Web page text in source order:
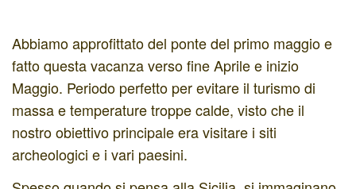
Abbiamo approfittato del ponte del primo maggio e
fatto questa vacanza verso fine Aprile e inizio
Maggio. Periodo perfetto per evitare il turismo di
massa e temperature troppe calde, visto che il
nostro obiettivo principale era visitare i siti
archeologici e i vari paesini.